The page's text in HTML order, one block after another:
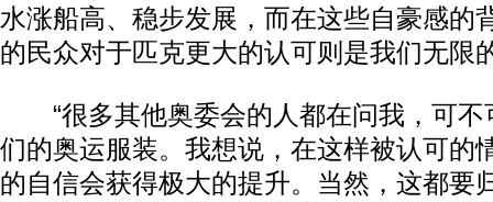
水涨船高、稳步发展，而在这些自豪感的
的民众对于匹克更大的认可则是我们无限
“很多其他奥委会的人都在问我，可不
们的奥运服装。我想说，在这样被认可的
的自信会获得极大的提升。当然，这都要